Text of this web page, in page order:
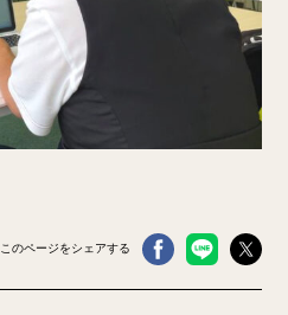
このページをシェアする